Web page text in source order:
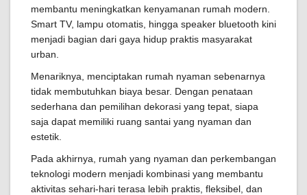
membantu meningkatkan kenyamanan rumah modern.
Smart TV, lampu otomatis, hingga speaker bluetooth kini
menjadi bagian dari gaya hidup praktis masyarakat
urban.
Menariknya, menciptakan rumah nyaman sebenarnya
tidak membutuhkan biaya besar. Dengan penataan
sederhana dan pemilihan dekorasi yang tepat, siapa
saja dapat memiliki ruang santai yang nyaman dan
estetik.
Pada akhirnya, rumah yang nyaman dan perkembangan
teknologi modern menjadi kombinasi yang membantu
aktivitas sehari-hari terasa lebih praktis, fleksibel, dan